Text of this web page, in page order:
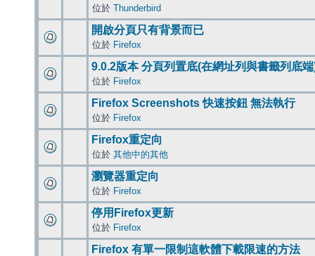
位於 Thunderbird
開啟分頁只有背景而已
位於 Firefox
9.0.2版本 分頁列置底(在網址列與書籤列底
位於 Firefox
Firefox Screenshots 快速按鈕 無法執行
位於 Firefox
Firefox重定向
位於 其他中的其他
瀏覽器重定向
位於 Firefox
停用Firefox更新
位於 Firefox
Firefox 有單一限制這軟體下載限速的方法